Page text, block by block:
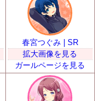
春宮つぐみ | SR
拡大画像を見る
ガールページを見る